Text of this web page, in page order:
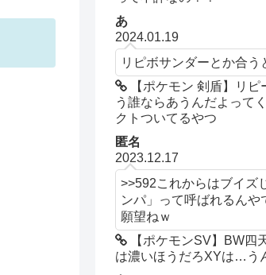
あ
2024.01.19
リピボサンダーとか合う
【ポケモン 剣盾】リ
う誰ならあうんだよって
クトついてるやつ
匿名
2023.12.17
>>592これからはブイズ
ンパ」って呼ばれるんや
願望ねｗ
【ポケモンSV】BW四
は濃いほうだろXYは…う